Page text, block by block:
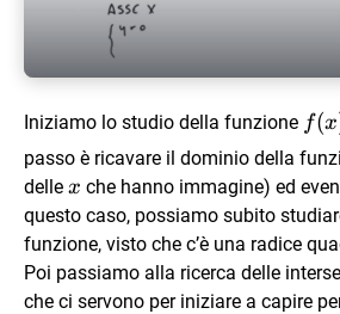
Iniziamo lo studio della funzione f(x
passo è ricavare il dominio della
delle x
x che hanno immagine) ed
questo caso, possiamo subito
funzione, visto che c’è una radice
Poi passiamo alla ricerca delle
che ci servono per iniziare a capire